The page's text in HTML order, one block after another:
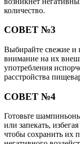
количество.
СОВЕТ №3
Выбирайте свежие и
внимание на их
употребления
расстройства
СОВЕТ №4
Готовьте
или запекать,
чтобы сохранить их